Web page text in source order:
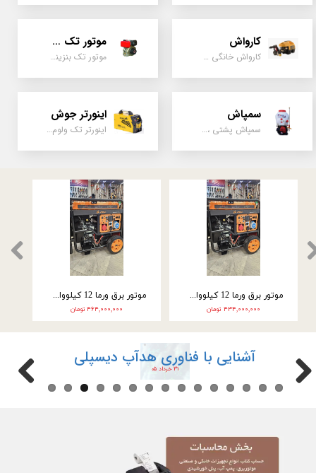
★★★
کارواش
کارواش خانگی و صنعتی و نیمه صنعتی
موتور تک سیلندر
موتور تک بنزینی ، دیزلی، کارتینگی ، تیلری
سمپاش
سمپاش پشتی ، زمبه ای ، فرغونی ، دستی ، موتوری
اینورتر جوش
اینورتر تک ولوم و دو ولوم امپر بالا
موتور برق ورما 12 کیلووات سه گانه سوز VM28000E3 موتور برق ورما سه گانه سوز 9.5 کیلووات تک فاز VM25000E3-2F
آشنایی با فناوری هدآپ دیسپلی
۳۱ خرداد ۰۵